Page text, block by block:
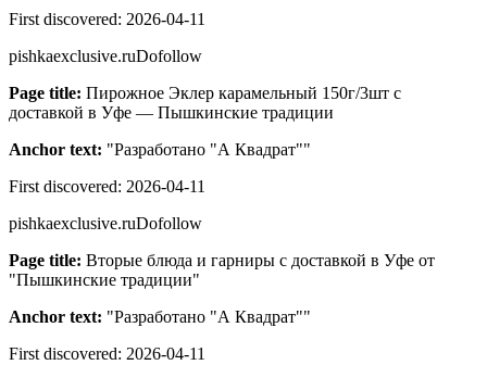
First discovered: 2026-04-11
pishkaexclusive.ruDofollow
Page title: Пирожное Эклер карамельный 150г/3шт с
доставкой в Уфе — Пышкинские традиции
Anchor text: "Разработано "А Квадрат""
First discovered: 2026-04-11
pishkaexclusive.ruDofollow
Page title: Вторые блюда и гарниры с доставкой в Уфе от
"Пышкинские традиции"
Anchor text: "Разработано "А Квадрат""
First discovered: 2026-04-11